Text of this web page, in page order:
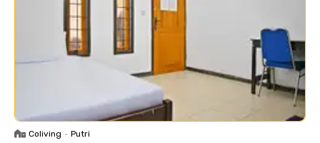
Coliving • Putri